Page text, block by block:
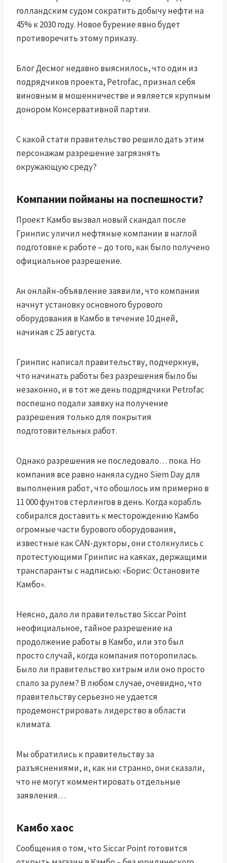
голландским судомсократить добычу нефти на
45% к 2030 году. Новое бурение явно будет
противоречить этому приказу.
Блог Десмогнедавно выяснилось, что один из
подрядчиков проекта, Petrofac, признал себя
виновным в мошенничестве и является крупным
донором Консервативной партии.
С какой стати правительство решило дать этим
персонажам разрешение загрязнять
окружающую среду?
Компании пойманы на поспешности?
Проект Камбо вызвал новый скандал после
Гринпис уличил нефтяные компании в наглой
подготовке к работе – до того, как было получено
официальное разрешение.
Анонлайн-объявление заявили, что компании
начнут установку основного бурового
оборудования в Камбо в течение 10 дней,
начиная с 25 августа.
Гринпис написал правительству, подчеркнув,
что начинать работы без разрешения было бы
незаконно, и в тот же день подрядчики Petrofac
поспешно подали заявку на получение
разрешения только для покрытия
подготовительных работ.
Однако разрешения не последовало… пока. Но
компания все равно наняла судно Siem Day для
выполнения работ, что обошлось им примерно в
11 000 фунтов стерлингов в день. Когда корабль
собирался доставить к месторождению Камбо
огромные части бурового оборудования,
известные как CAN-дукторы, они столкнулись с
протестующими Гринпис на каяках, держащими
транспаранты с надписью: «Борис: Остановите
Камбо».
Неясно, дало ли правительство Siccar Point
неофициальное, тайное разрешение на
продолжение работы в Камбо, или это был
просто случай, когда компания поторопилась.
Было ли правительство хитрым или оно просто
спало за рулем? В любом случае, очевидно, что
правительству серьезно не удается
продемонстрировать лидерство в области
климата.
Мы обратились к правительству за
разъяснениями, и, как ни странно, они сказали,
что не могут комментировать отдельные
заявления…
Камбо хаос
Сообщения о том, что Siccar Point готовится